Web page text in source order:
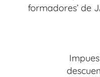
entradas
formadores’ de